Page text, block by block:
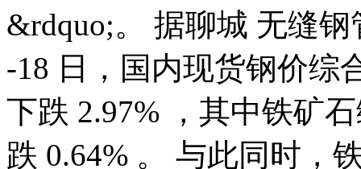
&rdquo;。 据聊城 无缝
-18 日，国内现货钢价综
下跌 2.97% ，其中铁矿
跌 0.64% 。 与此同时，